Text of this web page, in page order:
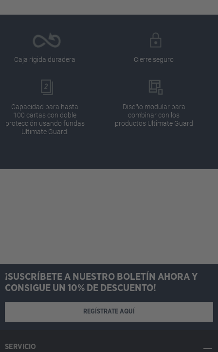
Caja rígida duradera Cierre seguro
Capacidad para hasta
100 cartas con doble
protección usando fundas
Ultimate Guard.
Diseño modular para
combinar con los
productos Ultimate Guard
¡SUSCRÍBETE A NUESTRO BOLETÍN AHORA Y
CONSIGUE UN 10% DE DESCUENTO!
REGÍSTRATE AQUÍ
SERVICIO